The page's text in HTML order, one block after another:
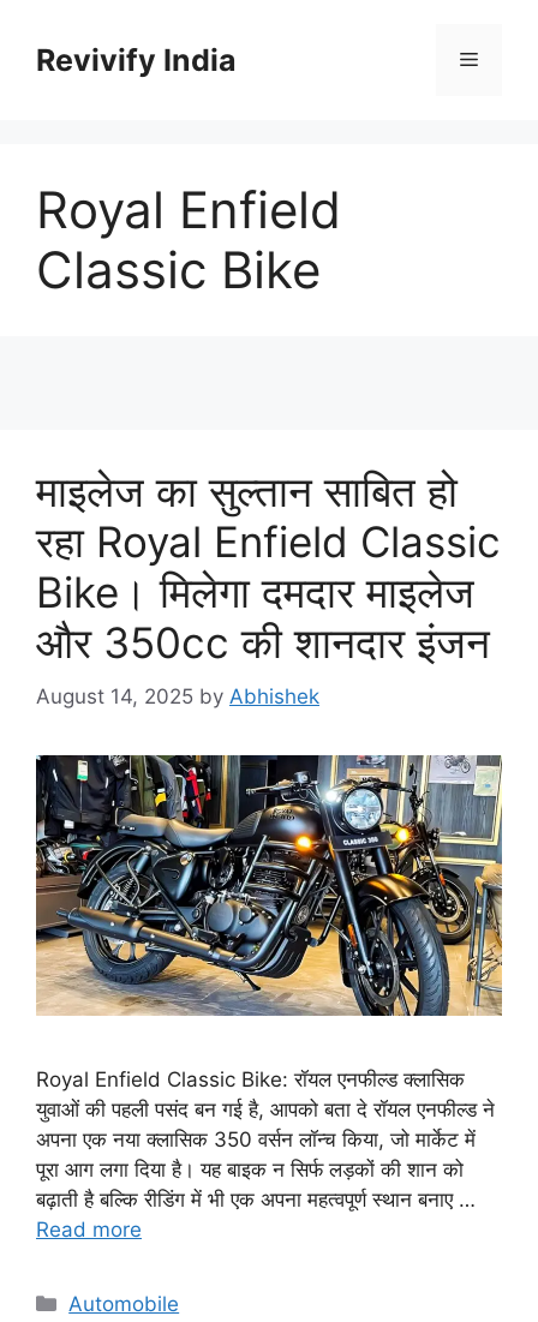
contentRevivify India Menu
Royal Enfield
Classic Bike
माइलेज का सुल्तान साबित हो
रहा Royal Enfield Classic
Bike। मिलेगा दमदार माइलेज
और 350cc की शानदार इंजन
August 14, 2025 by Abhishek
Royal Enfield Classic Bike: रॉयल एनफील्ड क्लासिक
युवाओं की पहली पसंद बन गई है, आपको बता दे रॉयल एनफील्ड ने
अपना एक नया क्लासिक 350 वर्सन लॉन्च किया, जो मार्केट में
पूरा आग लगा दिया है। यह बाइक न सिर्फ लड़कों की शान को
बढ़ाती है बल्कि रीडिंग में भी एक अपना महत्वपूर्ण स्थान बनाए …
Read more
Categories
Automobile